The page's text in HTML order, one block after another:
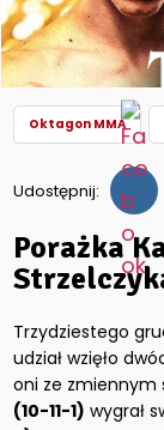
Oktagon MMA
Udostępnij:
Porażka
Trzydziestego
udział wzięło
oni ze zmiennym
(10-11-1) wygrał